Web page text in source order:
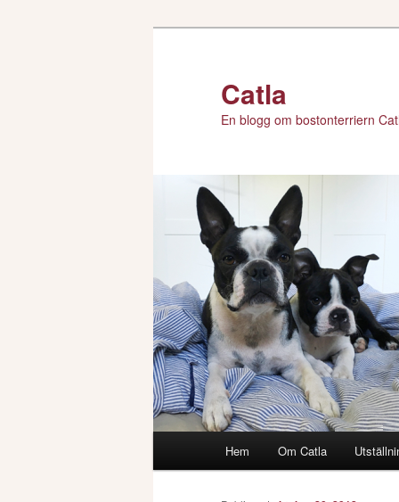
Catla
En blogg om bostonterriern
Hem Om Catla